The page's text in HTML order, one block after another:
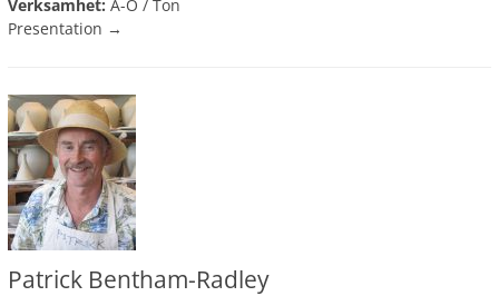
Verksamhet: A-Ö / Ton
Presentation →
Patrick Bentham-Radley